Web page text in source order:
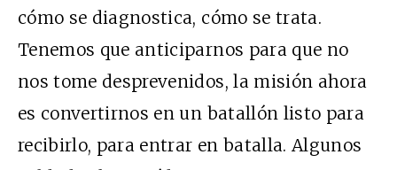
cómo se diagnostica, cómo se trata.
Tenemos que anticiparnos para que no
nos tome desprevenidos, la misión ahora
es convertirnos en un batallón listo para
recibirlo, para entrar en batalla. Algunos